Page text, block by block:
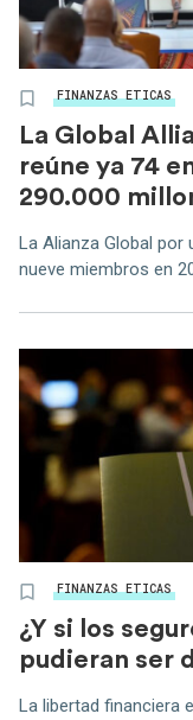
FINANZAS ETICAS
La Global
reúne ya 74
290.000
La Alianza Global
nueve miembros en
FINANZAS ETICAS
¿Y si los
pudieran ser
La libertad financiera